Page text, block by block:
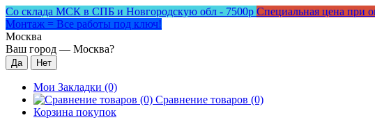
Со склада МСК в СПБ и Новгородскую обл - 7500р Специальная цена при
Монтаж = Все работы под ключ!
Москва
Ваш город — Москва?
Мои Закладки (0)
Сравнение товаров (0)
Корзина покупок